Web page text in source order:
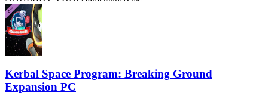
Kerbal Space Program: Breaking Ground
Expansion PC